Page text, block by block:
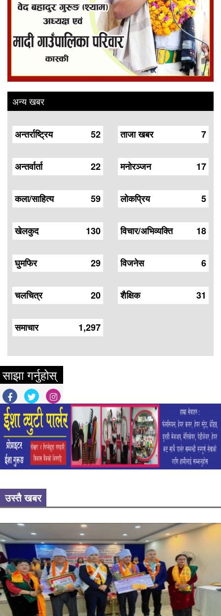
अन्य खबर
52
अन्तर्राष्ट्रिय
22
अन्तर्वार्ता
59
कला/साहित्य
130
खेलकुद
29
घुमफिर
20
चलचित्र
7
ताजा खबर
17
मनोरञ्जन
5
लोकप्रिय
18
विचार/अभिव्यक्ति
6
विजनेस
31
शैक्षिक
1,297
समाचार
साझा गर्नुहोस्
उस्तै खबर